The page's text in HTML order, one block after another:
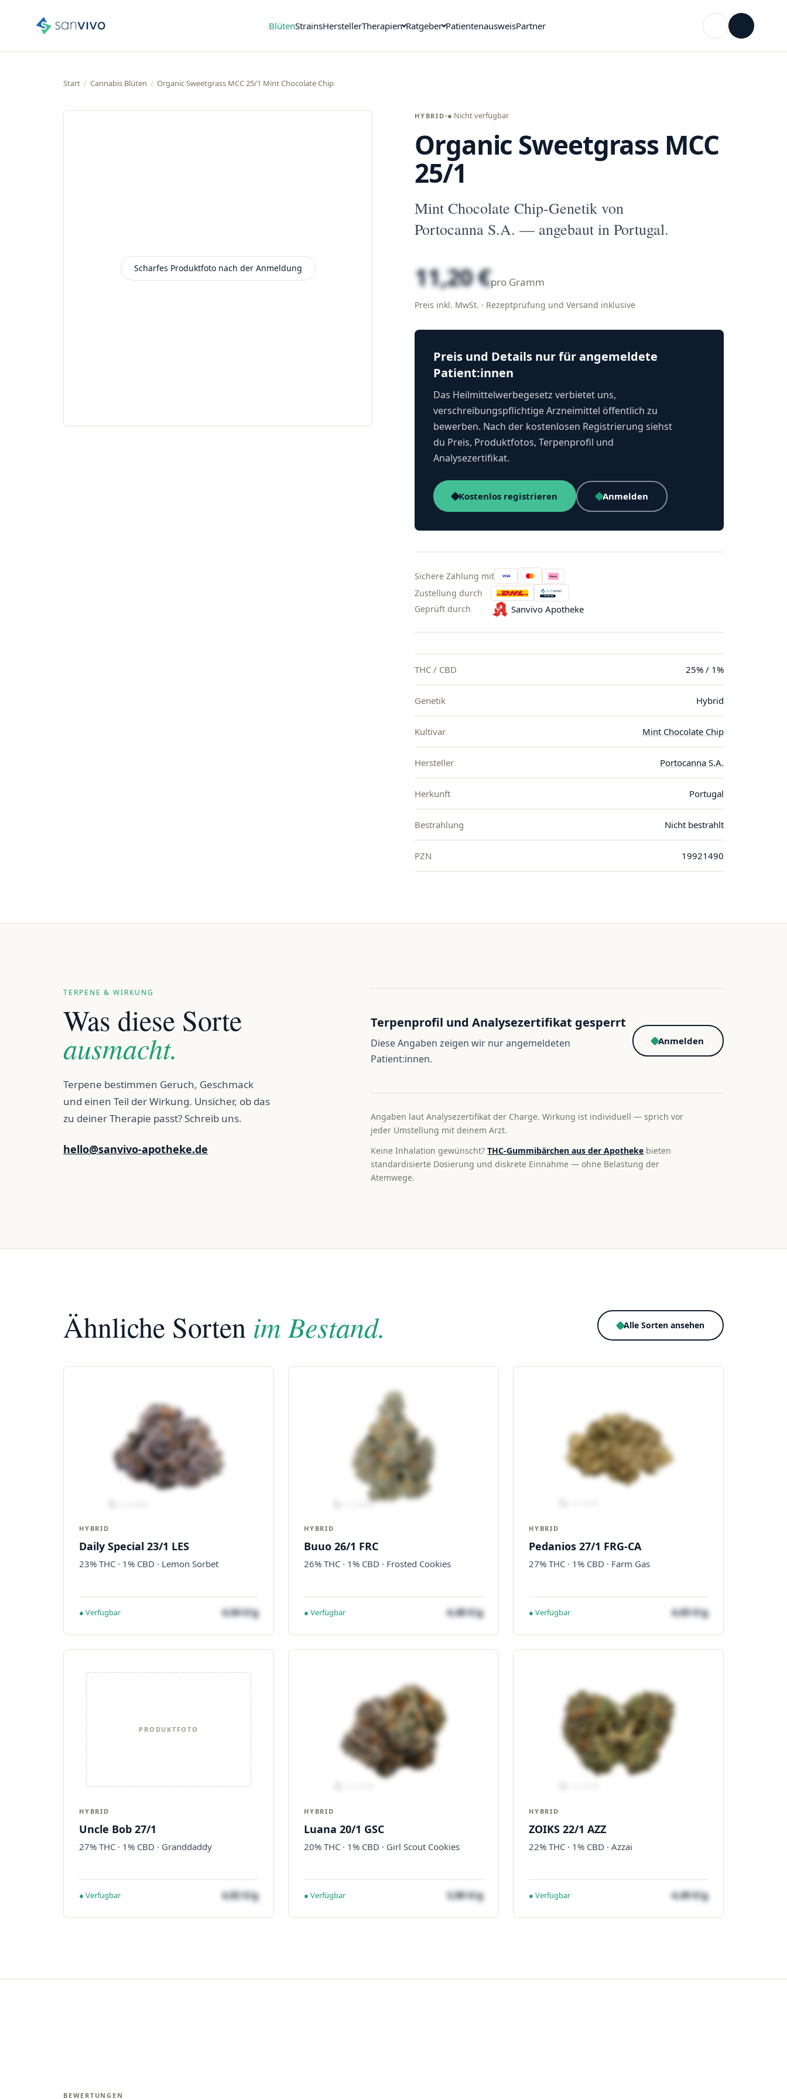
BlütenStrainsHerstellerTherapien Ratgeber PatientenausweisPartner
Start / Cannabis Blüten / Organic Sweetgrass MCC 25/1 Mint Chocolate Chip
Scharfes Produktfoto nach der Anmeldung
HYBRID ● Nicht verfügbar
Organic Sweetgrass MCC
25/1
Mint Chocolate Chip-Genetik von
Portocanna S.A. — angebaut in Portugal.
11,20 €pro Gramm
Preis inkl. MwSt. · Rezeptprüfung und Versand inklusive
Preis und Details nur für angemeldete
Patient:innen
Das Heilmittelwerbegesetz verbietet uns,
verschreibungspflichtige Arzneimittel öffentlich zu
bewerben. Nach der kostenlosen Registrierung siehst
du Preis, Produktfotos, Terpenprofil und
Analysezertifikat.
Kostenlos registrieren Anmelden
Sichere Zahlung mit
Zustellung durch
Geprüft durch
Sanvivo Apotheke
THC / CBD 25% / 1%
Genetik Hybrid
Kultivar Mint Chocolate Chip
Hersteller Portocanna S.A.
Herkunft Portugal
Bestrahlung Nicht bestrahlt
PZN 19921490
TERPENE & WIRKUNG
Was diese Sorte
ausmacht.
Terpene bestimmen Geruch, Geschmack
und einen Teil der Wirkung. Unsicher, ob das
zu deiner Therapie passt? Schreib uns.
hello@sanvivo-apotheke.de
Terpenprofil und Analysezertifikat gesperrt
Diese Angaben zeigen wir nur angemeldeten
Patient:innen.
Anmelden
Angaben laut Analysezertifikat der Charge. Wirkung ist individuell — sprich vor
jeder Umstellung mit deinem Arzt.
Keine Inhalation gewünscht?THC-Gummibärchen aus der Apotheke bieten
standardisierte Dosierung und diskrete Einnahme — ohne Belastung der
Atemwege.
Ähnliche Sorten im Bestand. Alle Sorten ansehen
HYBRID
Daily Special 23/1 LES
23% THC · 1% CBD · Lemon Sorbet
● Verfügbar 4,04 €/g
HYBRID
Buuo 26/1 FRC
26% THC · 1% CBD · Frosted Cookies
● Verfügbar 4,48 €/g
HYBRID
Pedanios 27/1 FRG-CA
27% THC · 1% CBD · Farm Gas
● Verfügbar 4,65 €/g
PRODUKTFOTO
HYBRID
Uncle Bob 27/1
27% THC · 1% CBD · Granddaddy
● Verfügbar 4,82 €/g
HYBRID
Luana 20/1 GSC
20% THC · 1% CBD · Girl Scout Cookies
● Verfügbar 3,80 €/g
HYBRID
ZOIKS 22/1 AZZ
22% THC · 1% CBD · Azzai
● Verfügbar 4,49 €/g
BEWERTUNGEN